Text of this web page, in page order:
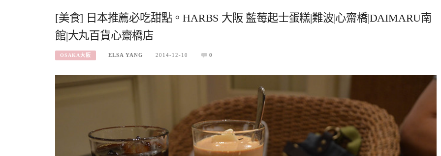
[美食] 日本推薦必吃甜點。HARBS 大阪 藍莓起士蛋糕|難波|心齋橋|DAIMARU南
館|大丸百貨心齋橋店
OSAKA大阪 ELSA YANG 2014-12-10 0